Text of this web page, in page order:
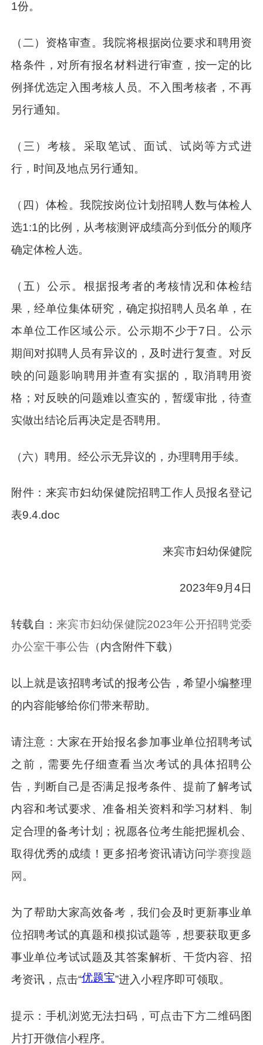
1份。
（二）资格审查。我院将根据岗位要求和聘用资
格条件，对所有报名材料进行审查，按一定的比
例择优选定入围考核人员。不入围考核者，不再
另行通知。
（三）考核。采取笔试、面试、试岗等方式进
行，时间及地点另行通知。
（四）体检。我院按岗位计划招聘人数与体检人
选1:1的比例，从考核测评成绩高分到低分的顺序
确定体检人选。
（五）公示。根据报考者的考核情况和体检结
果，经单位集体研究，确定拟招聘人员名单，在
本单位工作区域公示。公示期不少于7日。公示
期间对拟聘人员有异议的，及时进行复查。对反
映的问题影响聘用并查有实据的，取消聘用资
格；对反映的问题难以查实的，暂缓审批，待查
实做出结论后再决定是否聘用。
（六）聘用。经公示无异议的，办理聘用手续。
附件：来宾市妇幼保健院招聘工作人员报名登记
表9.4.doc
来宾市妇幼保健院
2023年9月4日
转载自：来宾市妇幼保健院2023年公开招聘党委
办公室干事公告 （内含附件下载）
以上就是该招聘考试的报考公告，希望小编整理
的内容能够给你们带来帮助。
请注意：大家在开始报名参加事业单位招聘考试
之前，需要先仔细查看当次考试的具体招聘公
告，判断自己是否满足报考条件、提前了解考试
内容和考试要求、准备相关资料和学习材料、制
定合理的备考计划；祝愿各位考生能把握机会、
取得优秀的成绩！更多招考资讯请访问学赛搜题
网 。
为了帮助大家高效备考，我们会及时更新事业单
位招聘考试的真题和模拟试题等，想要获取更多
事业单位考试试题及其答案解析、干货内容、招
考资讯，点击“优题宝”进入小程序即可领取。
提示：手机浏览无法扫码，可点击下方二维码图
片打开微信小程序。